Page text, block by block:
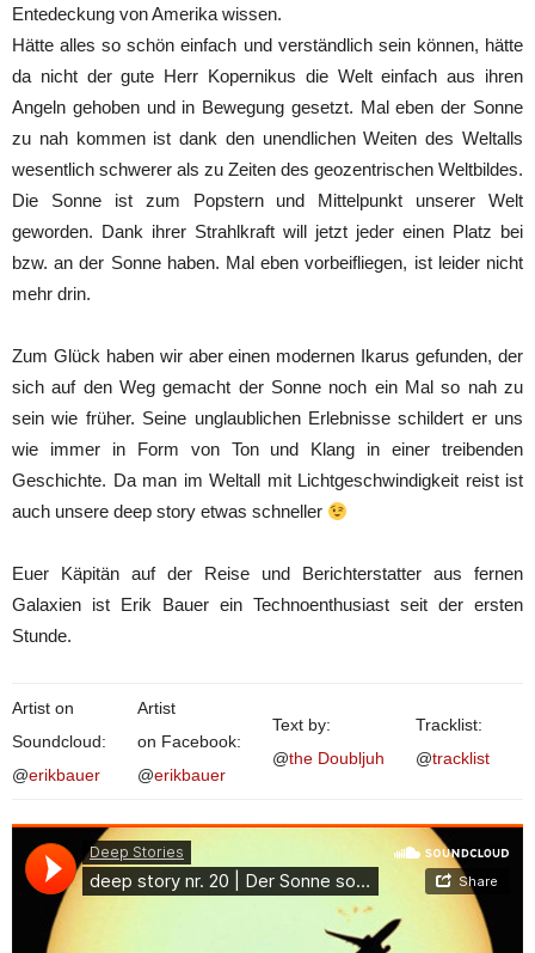
Entedeckung von Amerika wissen.
Hätte alles so schön einfach und verständlich sein können, hätte
da nicht der gute Herr Kopernikus die Welt einfach aus ihren
Angeln gehoben und in Bewegung gesetzt. Mal eben der Sonne
zu nah kommen ist dank den unendlichen Weiten des Weltalls
wesentlich schwerer als zu Zeiten des geozentrischen Weltbildes.
Die Sonne ist zum Popstern und Mittelpunkt unserer Welt
geworden. Dank ihrer Strahlkraft will jetzt jeder einen Platz bei
bzw. an der Sonne haben. Mal eben vorbeifliegen, ist leider nicht
mehr drin.
Zum Glück haben wir aber einen modernen Ikarus gefunden, der
sich auf den Weg gemacht der Sonne noch ein Mal so nah zu
sein wie früher. Seine unglaublichen Erlebnisse schildert er uns
wie immer in Form von Ton und Klang in einer treibenden
Geschichte. Da man im Weltall mit Lichtgeschwindigkeit reist ist
auch unsere deep story etwas schneller
Euer Käpitän auf der Reise und Berichterstatter aus fernen
Galaxien ist Erik Bauer ein Technoenthusiast seit der ersten
Stunde.
Artist on
Soundcloud:
@erikbauer
Artist
on Facebook:
@erikbauer
Text by:
@the Doubljuh
Tracklist:
@tracklist